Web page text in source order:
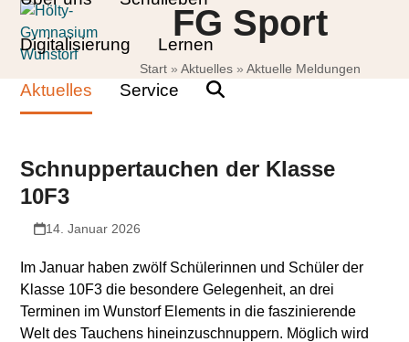
Skip
content
Digitalisierung Lernen
Aktuelles Service
Open
mobile
Close
mobile
FG Sport
Start » Aktuelles » Aktuelle Meldungen
Schnuppertauchen der Klasse
10F3
14. Januar 2026
Im Januar haben zwölf Schülerinnen und Schüler der
Klasse 10F3 die besondere Gelegenheit, an drei
Terminen im Wunstorf Elements in die faszinierende
Welt des Tauchens hineinzuschnuppern. Möglich wird